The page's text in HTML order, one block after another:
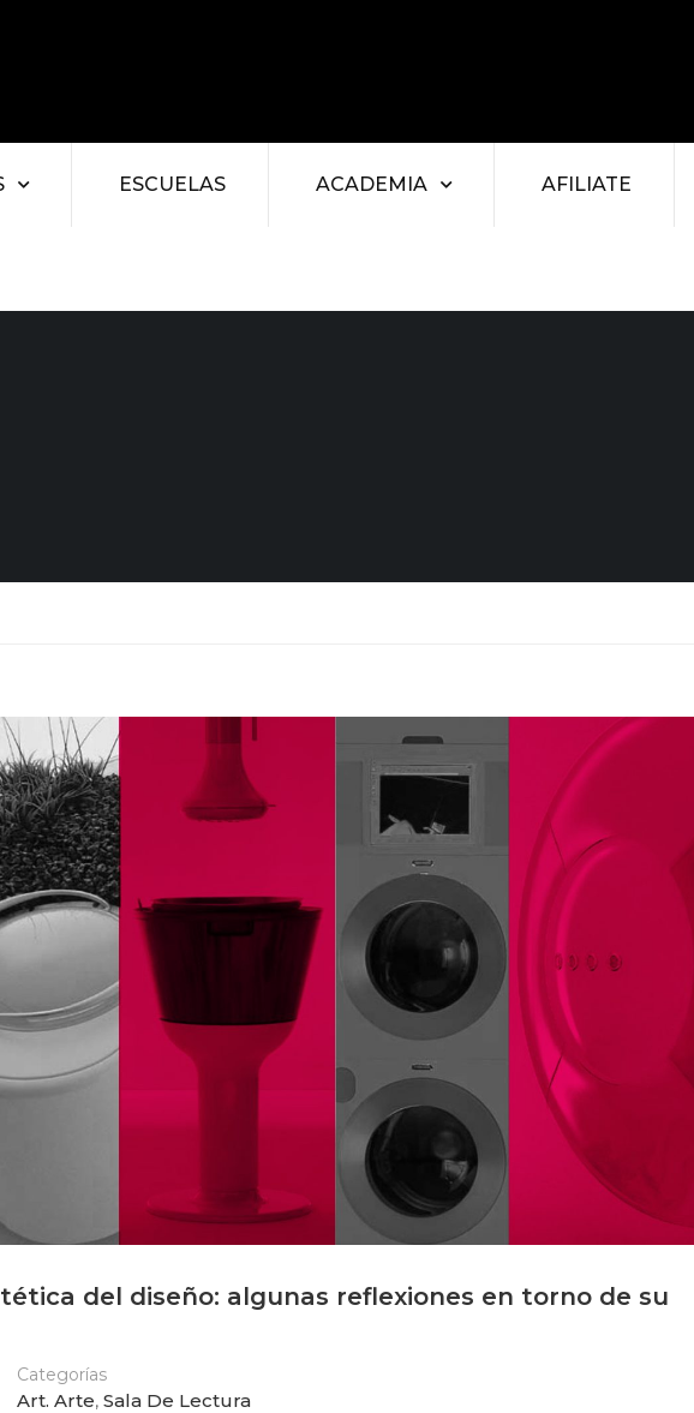
ESCUELAS ACADEMIA AFILIATE
del diseño: algunas reflexiones en torno de su
Categorías
Art. Arte, Sala De Lectura